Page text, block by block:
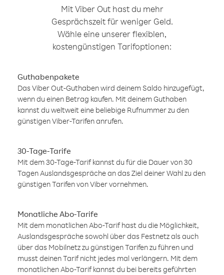
Mit Viber Out hast du mehr
Gesprächszeit für weniger Geld.
Wähle eine unserer flexiblen,
kostengünstigen Tarifoptionen:
Guthabenpakete
Das Viber Out-Guthaben wird deinem Saldo hinzugefügt,
wenn du einen Betrag kaufen. Mit deinem Guthaben
kannst du weltweit eine beliebige Rufnummer zu den
günstigen Viber-Tarifen anrufen.
30-Tage-Tarife
Mit dem 30-Tage-Tarif kannst du für die Dauer von 30
Tagen Auslandsgespräche an das Ziel deiner Wahl zu den
günstigen Tarifen von Viber vornehmen.
Monatliche Abo-Tarife
Mit dem monatlichen Abo-Tarif hast du die Möglichkeit,
Auslandsgespräche sowohl über das Festnetz als auch
über das Mobilnetz zu günstigen Tarifen zu führen und
musst deinen Tarif nicht jedes mal verlängern. Mit dem
monatlichen Abo-Tarif kannst du bei bereits geführten